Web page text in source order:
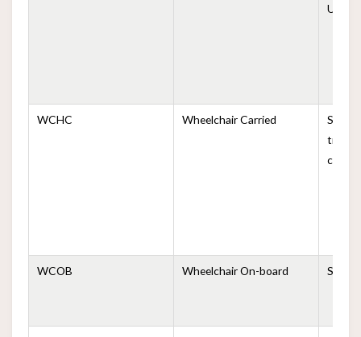
Uso
WCHC Wheelchair Carried
Silla
WCOB Wheelchair On-board Silla